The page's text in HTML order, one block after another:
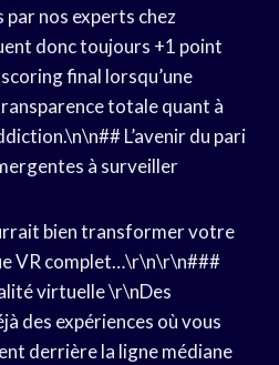
nos experts chez
donc toujours +1 point
final lorsqu’une
totale quant à
L’avenir du pari
à surveiller
bien transformer votre
VR complet…\r\n\r\n###
virtuelle \r\nDes
des expériences où vous
derrière la ligne médiane